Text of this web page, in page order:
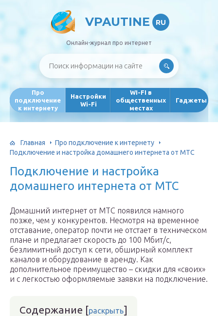
VPAUTINE RU
Онлайн-журнал про интернет
Про
подключение
к интернету
Настройки
Wi-Fi
WI-FI в
общественных
местах
Гаджеты
Главная
Про подключение к интернету
Подключение и настройка домашнего интернета от МТС
Подключение и настройка
домашнего интернета от МТС
Домашний интернет от МТС появился намного
позже, чем у конкурентов. Несмотря на временное
отставание, оператор почти не отстает в техническом
плане и предлагает скорость до 100 Мбит/с,
безлимитный доступ к сети, обширный комплект
каналов и оборудование в аренду. Как
дополнительное преимущество – скидки для «своих»
и с легкостью оформляемые заявки на подключение.
Содержание [раскрыть]